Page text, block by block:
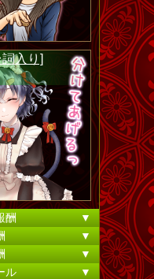
入り]
酬
▼
▼
▼
ル
▼